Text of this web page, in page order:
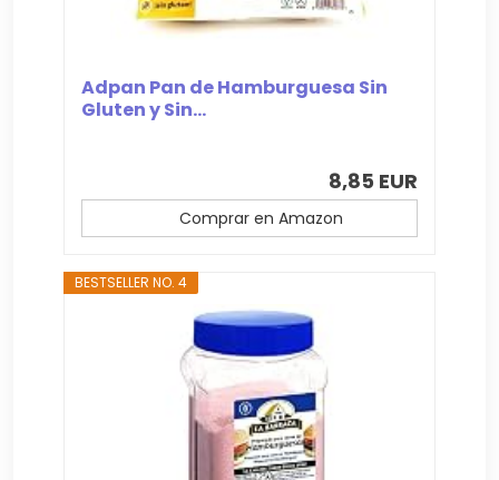
Adpan Pan de Hamburguesa Sin
Gluten y Sin...
8,85 EUR
Comprar en Amazon
BESTSELLER NO. 4